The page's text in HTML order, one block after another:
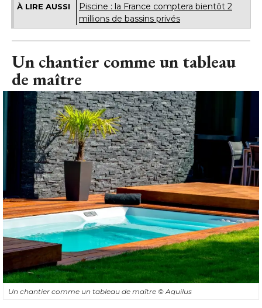
À LIRE AUSSI
Piscine : la France comptera bientôt 2
millions de bassins privés
Un chantier comme un tableau
de maître
Un chantier comme un tableau de maître © Aquilus